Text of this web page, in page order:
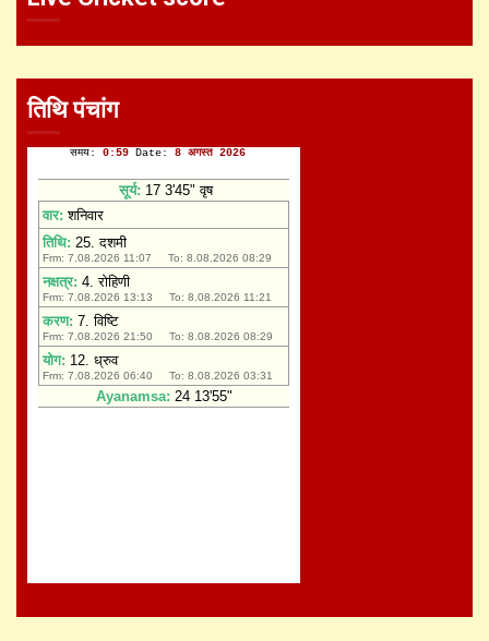
तिथि पंचांग